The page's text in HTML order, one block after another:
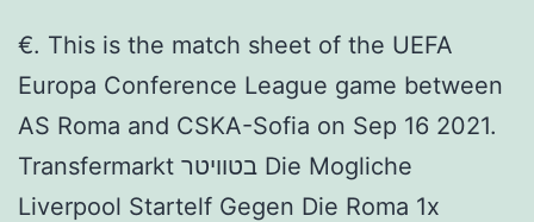
€. This is the match sheet of the UEFA
Europa Conference League game between
AS Roma and CSKA-Sofia on Sep 16 2021.
Transfermarkt בטוויטר Die Mogliche
Liverpool Startelf Gegen Die Roma 1x